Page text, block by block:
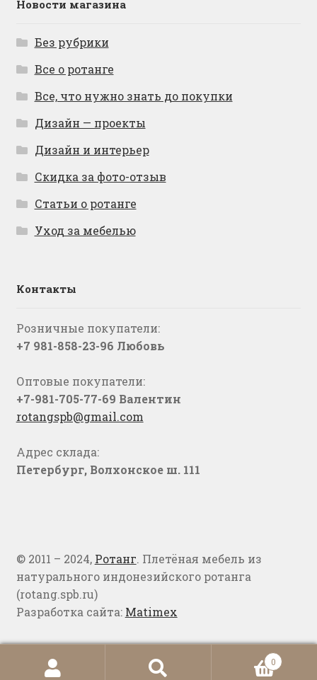
Новости магазина
Без рубрики
Все о ротанге
Все, что нужно знать до покупки
Дизайн — проекты
Дизайн и интерьер
Скидка за фото-отзыв
Статьи о ротанге
Уход за мебелью
Контакты
Розничные покупатели:
+7 981-858-23-96 Любовь
Оптовые покупатели:
+7-981-705-77-69 Валентин
rotangspb@gmail.com
Адрес склада:
Петербург, Волхонское ш. 111
© 2011 – 2024, Ротанг. Плетёная мебель из
натурального индонезийского ротанга
(rotang.spb.ru)
Разработка сайта: Matimex
Искать:
0